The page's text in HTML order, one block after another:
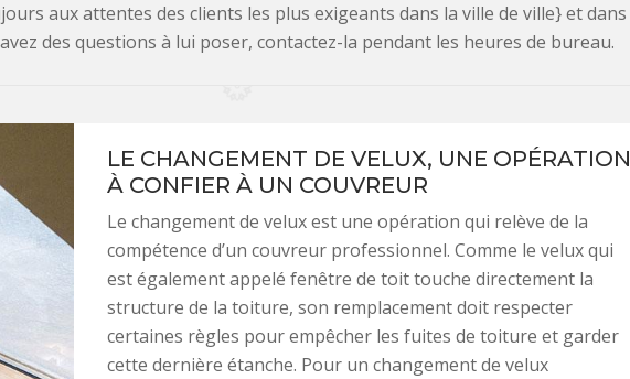
aux attentes des clients les plus exigeants dans la ville de ville} et dans
des questions à lui poser, contactez-la pendant les heures de bureau.
LE CHANGEMENT DE VELUX, UNE OPÉRATION
À CONFIER À UN COUVREUR
Le changement de velux est une opération qui relève de la
compétence d’un couvreur professionnel. Comme le velux qui
est également appelé fenêtre de toit touche directement la
structure de la toiture, son remplacement doit respecter
certaines règles pour empêcher les fuites de toiture et garder
cette dernière étanche. Pour un changement de velux